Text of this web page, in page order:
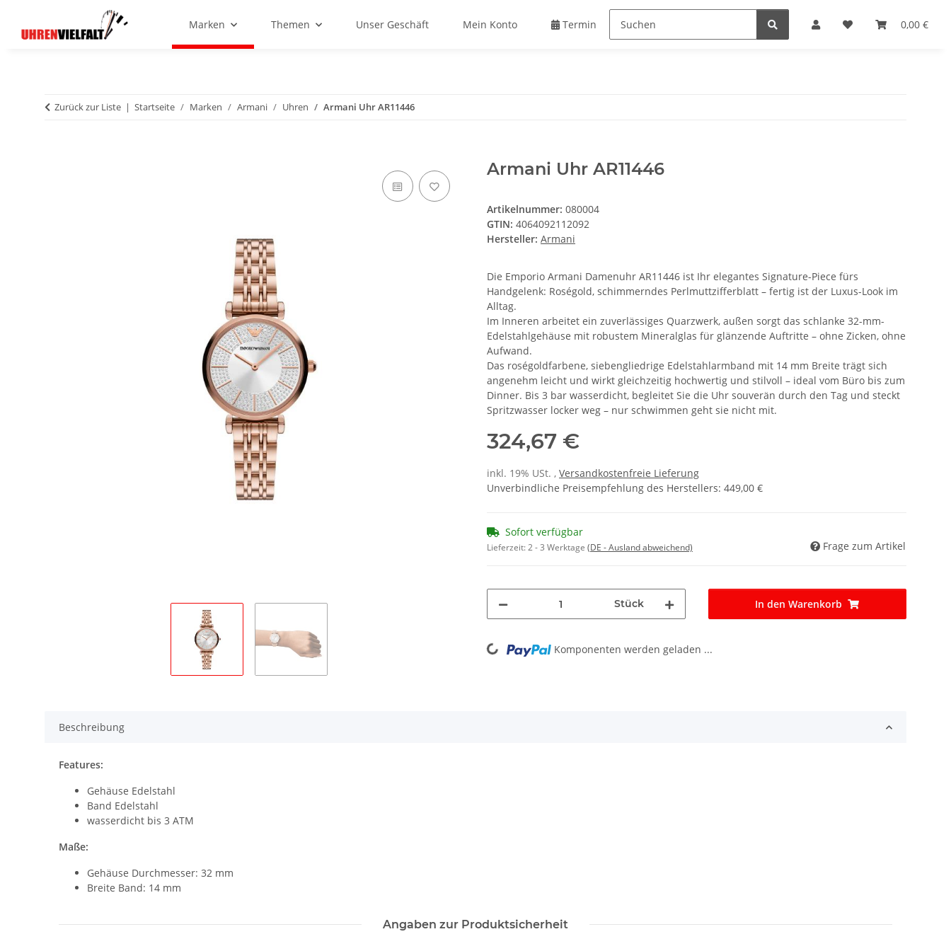
0,00 €
Marken Themen Unser Geschäft Mein Konto Termin buchen
Zurück zur Liste Startseite Marken Armani Uhren Armani Uhr AR11446
Armani Uhr AR11446
Artikelnummer: 080004
GTIN: 4064092112092
Hersteller: Armani
Die Emporio Armani Damenuhr AR11446 ist Ihr elegantes Signature-Piece fürs
Handgelenk: Roségold, schimmerndes Perlmuttzifferblatt – fertig ist der Luxus-Look im
Alltag.
Im Inneren arbeitet ein zuverlässiges Quarzwerk, außen sorgt das schlanke 32-mm-
Edelstahlgehäuse mit robustem Mineralglas für glänzende Auftritte – ohne Zicken, ohne
Aufwand.
Das roségoldfarbene, siebengliedrige Edelstahlarmband mit 14 mm Breite trägt sich
angenehm leicht und wirkt gleichzeitig hochwertig und stilvoll – ideal vom Büro bis zum
Dinner. Bis 3 bar wasserdicht, begleitet Sie die Uhr souverän durch den Tag und steckt
Spritzwasser locker weg – nur schwimmen geht sie nicht mit.
324,67 €
inkl. 19% USt. , Versandkostenfreie Lieferung
Unverbindliche Preisempfehlung des Herstellers: 449,00 €
Sofort verfügbar
Lieferzeit:2 - 3 Werktage (DE - Ausland abweichend) Frage zum Artikel
Stück In den Warenkorb
Loading... Komponenten werden geladen ...
Beschreibung
Features:
Gehäuse Edelstahl
Band Edelstahl
wasserdicht bis 3 ATM
Maße:
Gehäuse Durchmesser: 32 mm
Breite Band: 14 mm
Angaben zur Produktsicherheit